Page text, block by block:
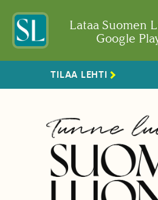
Lataa Suomen
Google
TILAA LEHTI